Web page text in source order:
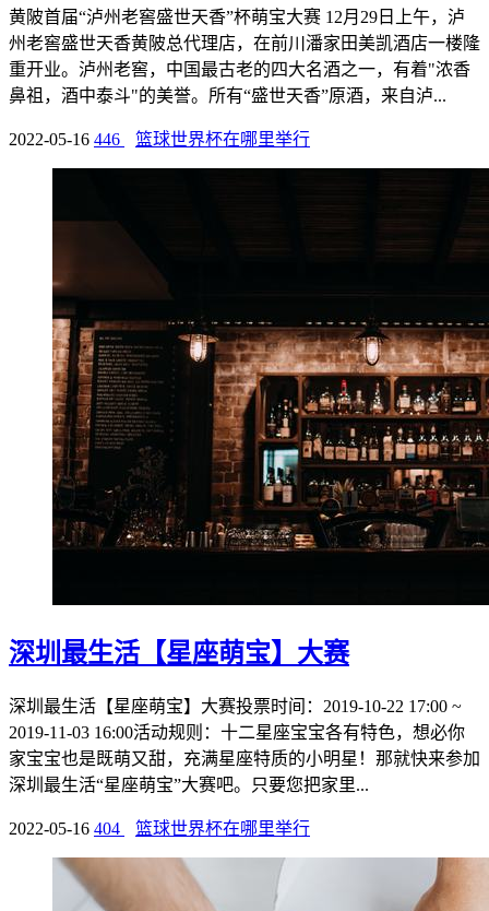
黄陂首届“泸州老窖盛世天香”杯萌宝大赛 12月29日上午，泸
州老窖盛世天香黄陂总代理店，在前川潘家田美凯酒店一楼隆
重开业。泸州老窖，中国最古老的四大名酒之一，有着"浓香
鼻祖，酒中泰斗"的美誉。所有“盛世天香”原酒，来自泸...
2022-05-16 446 篮球世界杯在哪里举行
深圳最生活【星座萌宝】大赛
深圳最生活【星座萌宝】大赛投票时间：2019-10-22 17:00 ~
2019-11-03 16:00活动规则：十二星座宝宝各有特色，想必你
家宝宝也是既萌又甜，充满星座特质的小明星！那就快来参加
深圳最生活“星座萌宝”大赛吧。只要您把家里...
2022-05-16 404 篮球世界杯在哪里举行